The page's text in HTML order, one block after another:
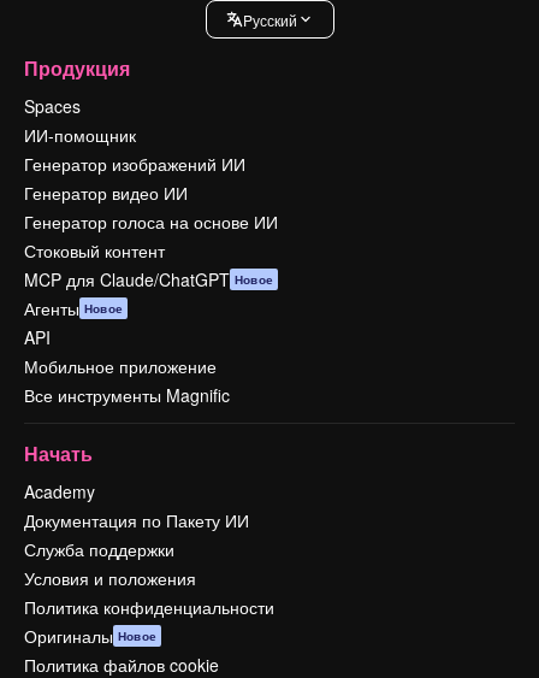
Pусский
Продукция
Spaces
ИИ-помощник
Генератор изображений ИИ
Генератор видео ИИ
Генератор голоса на основе ИИ
Стоковый контент
MCP для Claude/ChatGPT Новое
Агенты Новое
API
Мобильное приложение
Все инструменты Magnific
Начать
Academy
Документация по Пакету ИИ
Служба поддержки
Условия и положения
Политика конфиденциальности
Оригиналы Новое
Политика файлов cookie